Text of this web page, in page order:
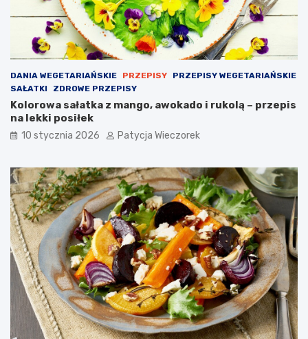
DANIA WEGETARIAŃSKIE PRZEPISY
PRZEPISY WEGETARIAŃSKIE
SAŁATKI
ZDROWE PRZEPISY
Kolorowa sałatka z mango, awokado i rukolą – przepis
na lekki posiłek
10 stycznia 2026 Patycja Wieczorek